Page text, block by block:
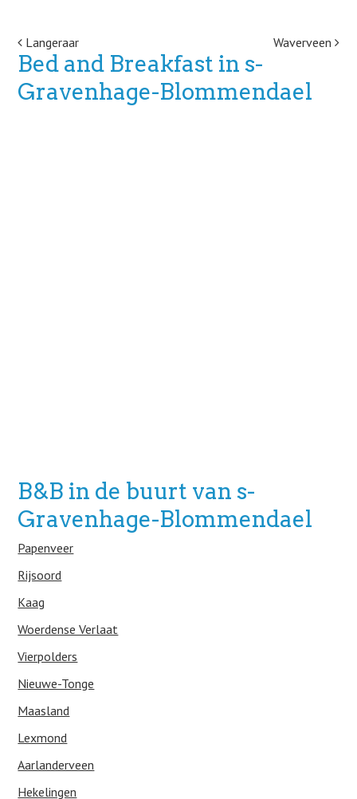
Post navigation
Langeraar Waverveen
Bed and Breakfast in s-
Gravenhage-Blommendael
B&B in de buurt van s-
Gravenhage-Blommendael
Papenveer
Rijsoord
Kaag
Woerdense Verlaat
Vierpolders
Nieuwe-Tonge
Maasland
Lexmond
Aarlanderveen
Hekelingen